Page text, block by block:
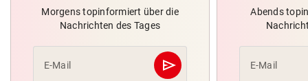
Morgens topinformiert über die
Nachrichten des Tages
E-Mail send
Abschicken
Abends
E-Mail